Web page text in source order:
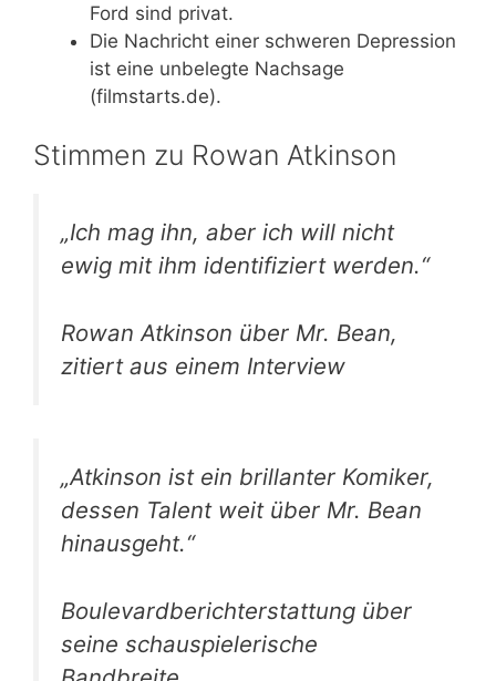
Ford sind privat.
Die Nachricht einer schweren Depression
ist eine unbelegte Nachsage
(filmstarts.de).
Stimmen zu Rowan Atkinson
„Ich mag ihn, aber ich will nicht
ewig mit ihm identifiziert werden.“
Rowan Atkinson über Mr. Bean,
zitiert aus einem Interview
„Atkinson ist ein brillanter Komiker,
dessen Talent weit über Mr. Bean
hinausgeht.“
Boulevardberichterstattung über
seine schauspielerische